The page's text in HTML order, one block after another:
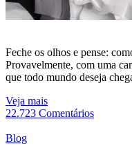
Feche os olhos e pense:
Provavelmente, com uma
que todo mundo deseja
Veja mais
22.723 Comentários
Blog